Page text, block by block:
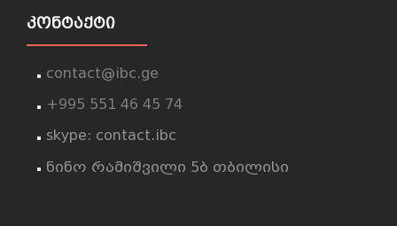
ᲙᲝᲜᲢᲐᲥᲢᲘ
contact@ibc.ge
+995 551 46 45 74
skype: contact.ibc
ნინო რამიშვილი 5ბ თბილისი